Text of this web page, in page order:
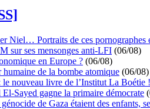
Niel… Portraits de ces pornographes
sur ses mensonges anti-LFI (06/08)
en Europe ? (06/08)
de la bombe atomique (06/08)
nouveau livre de l’Institut La Boétie !
Sayed gagne la primaire démocrate
de Gaza étaient des enfants,